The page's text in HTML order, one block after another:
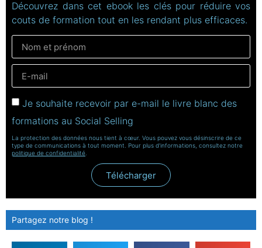
Découvrez dans cet ebook les clés pour réduire vos
couts de formation tout en les rendant plus efficaces.
Je souhaite recevoir par e-mail le livre blanc des
formations au Social Selling
La protection des données nous tient à cœur. Vous pouvez vous désinscrire de ce
type de communications à tout moment. Pour plus d'informations, consultez notre
politique de confidentialité
Télécharger
Partagez notre blog !